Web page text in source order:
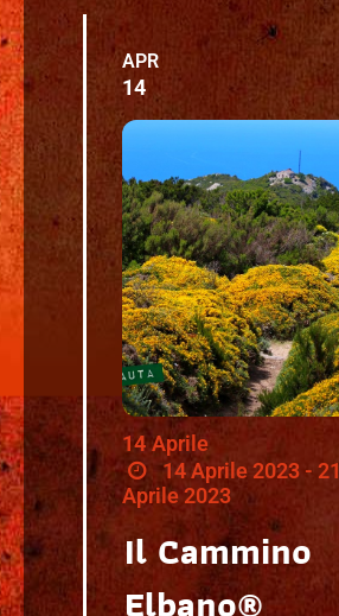
APR
14
14 Aprile
14 Aprile 2023 - 21
Aprile 2023
Il Cammino
Elbano®